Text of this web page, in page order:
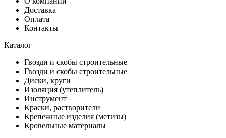
Доставка
Оплата
Контакты
Каталог
Гвозди и скобы строительные
Гвозди и скобы строительные
Диски, круги
Изоляция (утеплитель)
Инструмент
Краски, растворители
Крепежные изделия (метизы)
Кровельные материалы